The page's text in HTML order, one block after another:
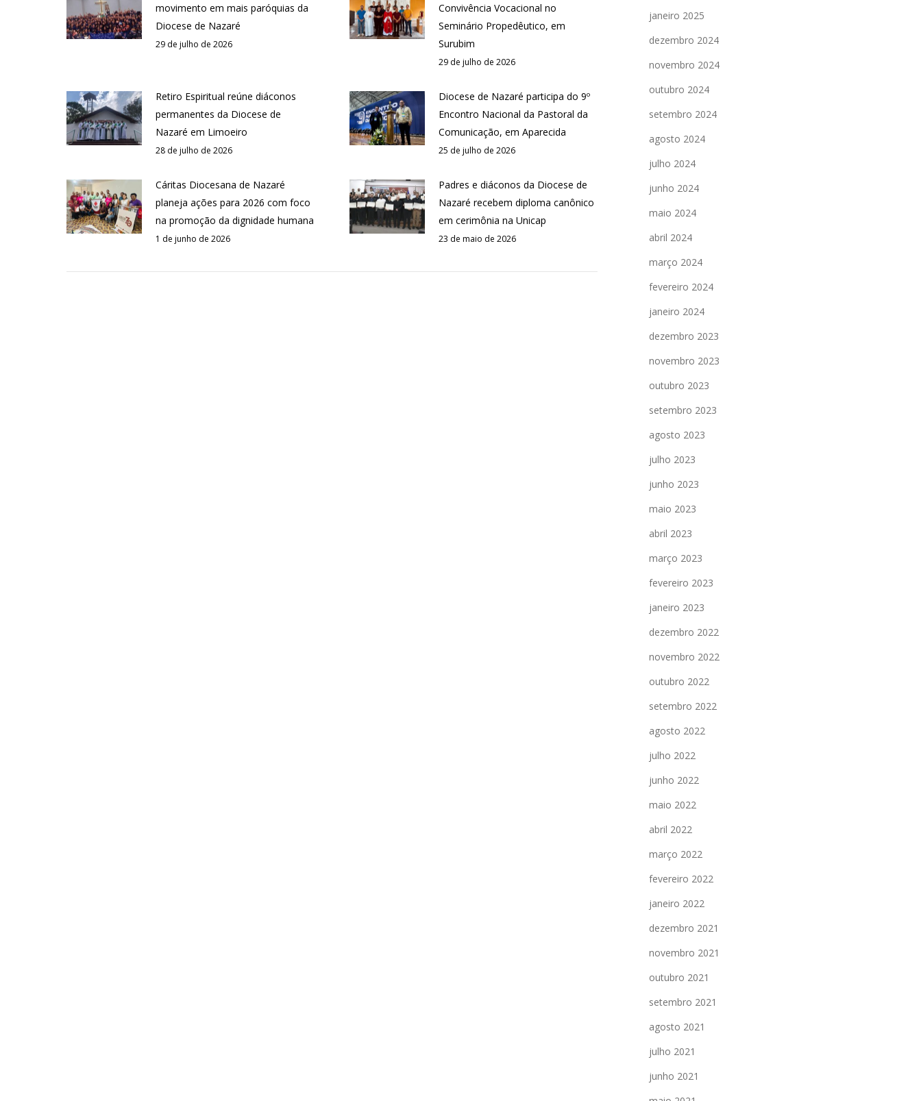
movimento em mais paróquias da
Diocese de Nazaré
29 de julho de 2026
Convivência Vocacional no
Seminário Propedêutico, em
Surubim
29 de julho de 2026
Retiro Espiritual reúne diáconos
permanentes da Diocese de
Nazaré em Limoeiro
28 de julho de 2026
Diocese de Nazaré participa do 9º
Encontro Nacional da Pastoral da
Comunicação, em Aparecida
25 de julho de 2026
Cáritas Diocesana de Nazaré
planeja ações para 2026 com foco
na promoção da dignidade humana
1 de junho de 2026
Padres e diáconos da Diocese de
Nazaré recebem diploma canônico
em cerimônia na Unicap
23 de maio de 2026
janeiro 2025
dezembro 2024
novembro 2024
outubro 2024
setembro 2024
agosto 2024
julho 2024
junho 2024
maio 2024
abril 2024
março 2024
fevereiro 2024
janeiro 2024
dezembro 2023
novembro 2023
outubro 2023
setembro 2023
agosto 2023
julho 2023
junho 2023
maio 2023
abril 2023
março 2023
fevereiro 2023
janeiro 2023
dezembro 2022
novembro 2022
outubro 2022
setembro 2022
agosto 2022
julho 2022
junho 2022
maio 2022
abril 2022
março 2022
fevereiro 2022
janeiro 2022
dezembro 2021
novembro 2021
outubro 2021
setembro 2021
agosto 2021
julho 2021
junho 2021